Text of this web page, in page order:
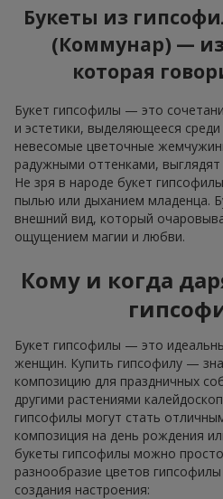
Букеты из
(Коммунар) —
которая
Букет гипсофилы — это
и эстетики, выделяющееся
невесомые цветочные
радужными оттенками, выглядят
Не зря в народе букет
пылью или дыханием младенца.
внешний вид, который
ощущением магии и любви.
Кому и когда
Букет гипсофилы — это
женщин. Купить гипсофилу —
композицию для праздничных
другими растениями
гипсофилы могут стать
композиция на день рождения
букеты гипсофилы можно
разнообразие цветов
создания настроения: